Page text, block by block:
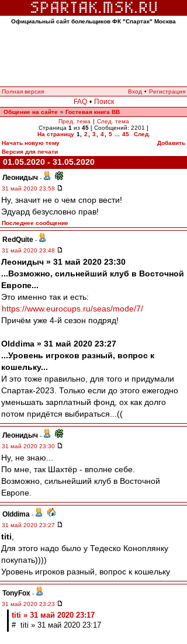
Официальный сайт болельщиков ФК "Спартак" Москва
Полная версия Вход • Регистрация
FAQ • Поиск
Общение на сайте » Гостевая книга ВВ
Пред. тема | След. тема
Страница 1 из 45 [ Сообщений: 2201 ]
На страницу 1 2 3 4 5 45
След.
Начать новую тему
Добавить
Версия для печати
01.05.2020 - 31.05.2020
Леонидыч -
31 май 2020 23:58
Ну, значит не о чем спор вести!
Эдуард безусловно прав!
Последнее сообщение
RedQuite -
31 май 2020 23:48
Леонидыч » 31 май 2020 23:30
...Возможно, сильнейший клуб в Восточной
Европе...
Это именно так и есть:
https://www.eurocups.ru/seas/mode/7/
Причём уже 4-й сезон подряд!
Olddima » 31 май 2020 23:27
...Уровень игроков разный, вопрос к
кошельку...
И это тоже правильно, для того и придумали
Спартак-2023. Только если до этого ежегодно
уменьшать зарплатный фонд, ох как долго
потом придётся выбираться...((
Леонидыч -
31 май 2020 23:30
Ну, не знаю...
По мне, так Шахтёр - вполне себе.
Возможно, сильнейший клуб в Восточной
Европе.
Olddima -
31 май 2020 23:27
titi
Для этого надо было у Тедеско Коноплянку
покупать))))
Уровень игроков разный, вопрос к кошельку
TonyFox -
31 май 2020 23:23
titi » 31 май 2020 23:17
# titi » 31 май 2020 23:17